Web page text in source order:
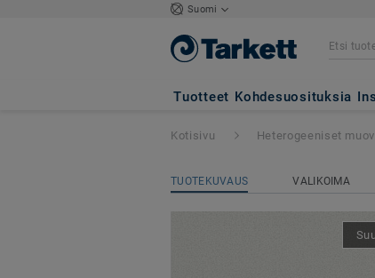
Suomi
Tuotteet Kohdesuosituksia
Tapiflex
Kotisivu Heterogeeniset
TUOTEKUVAUS VALIKOIMA